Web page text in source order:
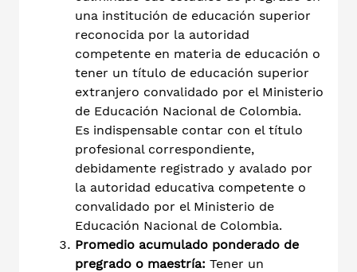
una institución de educación superior
reconocida por la autoridad
competente en materia de educación o
tener un título de educación superior
extranjero convalidado por el Ministerio
de Educación Nacional de Colombia.
Es indispensable contar con el título
profesional correspondiente,
debidamente registrado y avalado por
la autoridad educativa competente o
convalidado por el Ministerio de
Educación Nacional de Colombia.
Promedio acumulado ponderado de
pregrado o maestría: Tener un